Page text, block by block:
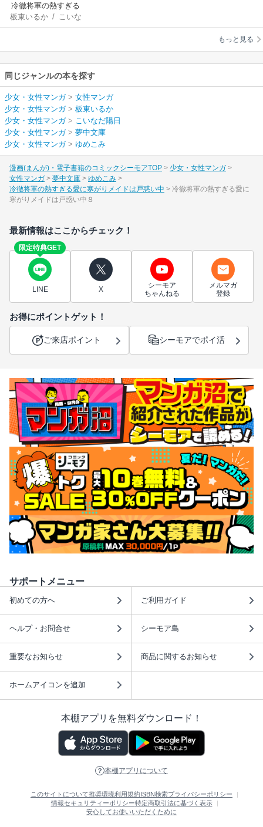
冷徹将軍の熱すぎる
愛に寒がりメイドは
戸惑い中
板東いるか/
こいな
だ陽日
もっと見る
同じジャンルの本を探す
少女・女性マンガ> 女性マンガ
少女・女性マンガ> 板東いるか
少女・女性マンガ> こいなだ陽日
少女・女性マンガ> 夢中文庫
少女・女性マンガ> ゆめこみ
漫画(まんが)・電子書籍のコミックシーモアTOP
少女・女性マンガ
女性マンガ
夢中文庫
ゆめこみ
冷徹将軍の熱すぎる愛に寒がりメイドは戸惑い中
冷徹将軍の熱すぎる愛に
寒がりメイドは戸惑い中８
最新情報はここからチェック！
限定特典GET
LINE X
シーモア
ちゃんねる
メルマガ
登録
お得にポイントゲット！
ご来店ポイント シーモアでポイ活
サポートメニュー
初めての方へ ご利用ガイド
ヘルプ・お問合せ シーモア島
重要なお知らせ 商品に関するお知らせ
ホームアイコンを追加
本棚アプリを無料ダウンロード！
本棚アプリについて
このサイトについて推奨環境利用規約ISBN検索プライバシーポリシー
情報セキュリティーポリシー特定商取引法に基づく表示
安心してお使いいただくために